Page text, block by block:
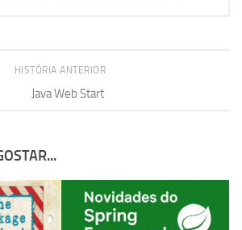
HISTÓRIA ANTERIOR
Java Web Start